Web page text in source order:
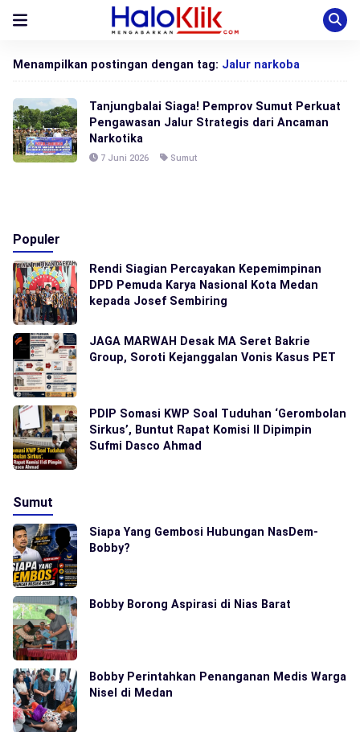
Menampilkan postingan dengan tag: Jalur narkoba
Tanjungbalai Siaga! Pemprov Sumut Perkuat
Pengawasan Jalur Strategis dari Ancaman
Narkotika
7 Juni 2026 Sumut
Populer
Rendi Siagian Percayakan Kepemimpinan
DPD Pemuda Karya Nasional Kota Medan
kepada Josef Sembiring
JAGA MARWAH Desak MA Seret Bakrie
Group, Soroti Kejanggalan Vonis Kasus PET
PDIP Somasi KWP Soal Tuduhan ‘Gerombolan
Sirkus’, Buntut Rapat Komisi II Dipimpin
Sufmi Dasco Ahmad
Sumut
Siapa Yang Gembosi Hubungan NasDem-
Bobby?
Bobby Borong Aspirasi di Nias Barat
Bobby Perintahkan Penanganan Medis Warga
Nisel di Medan